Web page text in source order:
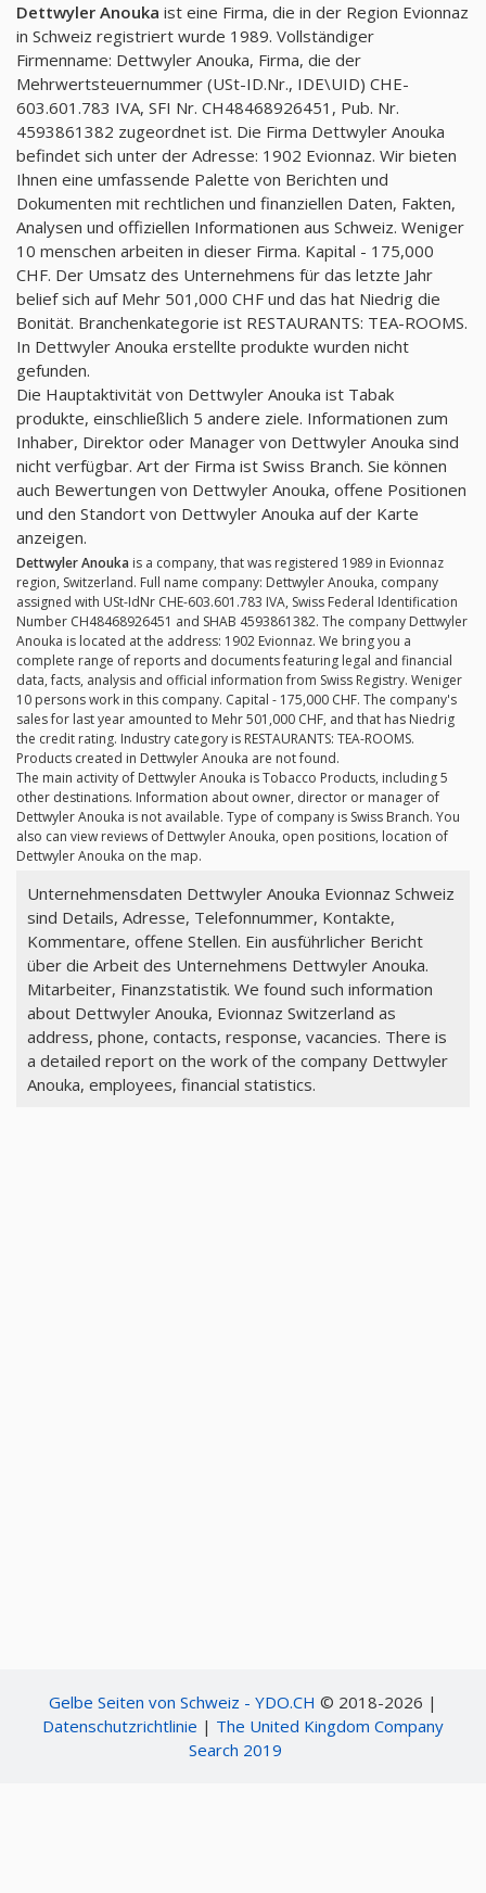
Dettwyler Anouka ist eine Firma, die in der Region Evionnaz
in Schweiz registriert wurde 1989. Vollständiger
Firmenname: Dettwyler Anouka, Firma, die der
Mehrwertsteuernummer (USt-ID.Nr., IDE\UID) CHE-
603.601.783 IVA, SFI Nr. CH48468926451, Pub. Nr.
4593861382 zugeordnet ist. Die Firma Dettwyler Anouka
befindet sich unter der Adresse: 1902 Evionnaz. Wir bieten
Ihnen eine umfassende Palette von Berichten und
Dokumenten mit rechtlichen und finanziellen Daten, Fakten,
Analysen und offiziellen Informationen aus Schweiz. Weniger
10 menschen arbeiten in dieser Firma. Kapital - 175,000
CHF. Der Umsatz des Unternehmens für das letzte Jahr
belief sich auf Mehr 501,000 CHF und das hat Niedrig die
Bonität. Branchenkategorie ist RESTAURANTS: TEA-ROOMS.
In Dettwyler Anouka erstellte produkte wurden nicht
gefunden.
Die Hauptaktivität von Dettwyler Anouka ist Tabak
produkte, einschließlich 5 andere ziele. Informationen zum
Inhaber, Direktor oder Manager von Dettwyler Anouka sind
nicht verfügbar. Art der Firma ist Swiss Branch. Sie können
auch Bewertungen von Dettwyler Anouka, offene Positionen
und den Standort von Dettwyler Anouka auf der Karte
anzeigen.
Dettwyler Anouka is a company, that was registered 1989 in Evionnaz
region, Switzerland. Full name company: Dettwyler Anouka, company
assigned with USt-IdNr CHE-603.601.783 IVA, Swiss Federal Identification
Number CH48468926451 and SHAB 4593861382. The company Dettwyler
Anouka is located at the address: 1902 Evionnaz. We bring you a
complete range of reports and documents featuring legal and financial
data, facts, analysis and official information from Swiss Registry. Weniger
10 persons work in this company. Capital - 175,000 CHF. The company's
sales for last year amounted to Mehr 501,000 CHF, and that has Niedrig
the credit rating. Industry category is RESTAURANTS: TEA-ROOMS.
Products created in Dettwyler Anouka are not found.
The main activity of Dettwyler Anouka is Tobacco Products, including 5
other destinations. Information about owner, director or manager of
Dettwyler Anouka is not available. Type of company is Swiss Branch. You
also can view reviews of Dettwyler Anouka, open positions, location of
Dettwyler Anouka on the map.
Unternehmensdaten Dettwyler Anouka Evionnaz Schweiz
sind Details, Adresse, Telefonnummer, Kontakte,
Kommentare, offene Stellen. Ein ausführlicher Bericht
über die Arbeit des Unternehmens Dettwyler Anouka.
Mitarbeiter, Finanzstatistik. We found such information
about Dettwyler Anouka, Evionnaz Switzerland as
address, phone, contacts, response, vacancies. There is
a detailed report on the work of the company Dettwyler
Anouka, employees, financial statistics.
Gelbe Seiten von Schweiz - YDO.CH © 2018-2026 |
Datenschutzrichtlinie | The United Kingdom Company
Search 2019